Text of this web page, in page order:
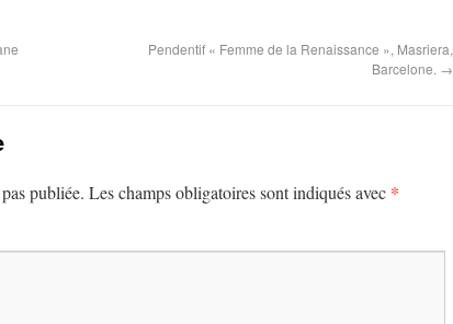
Pendentif « Femme de la Renaissance », Masriera,
Barcelone. →
publiée. Les champs obligatoires sont indiqués avec *